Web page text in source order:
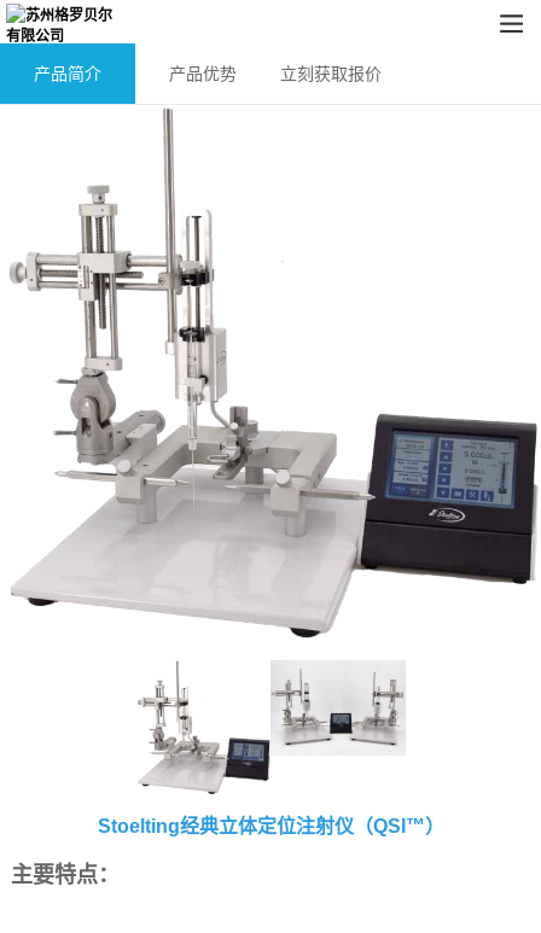
产品简介 产品优势 立刻获取报价
Stoelting经典立体定位注射仪（QSI™）
主要特点：